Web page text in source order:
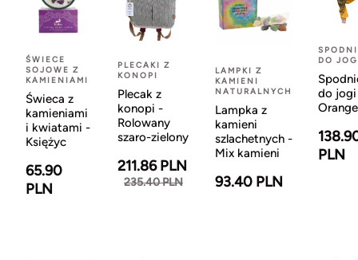
ŚWIECE
SOJOWE Z
KAMIENIAMI
Świeca z
kamieniami
i kwiatami -
Księżyc
65.90
PLN
PLECAKI Z
KONOPI
Plecak z
konopi -
Rolowany
szaro-zielony
211.86 PLN
235.40 PLN
LAMPKI Z
KAMIENI
NATURALNYCH
Lampka z
kamieni
szlachetnych -
Mix kamieni
93.40 PLN
DO
do
Orange
PLN